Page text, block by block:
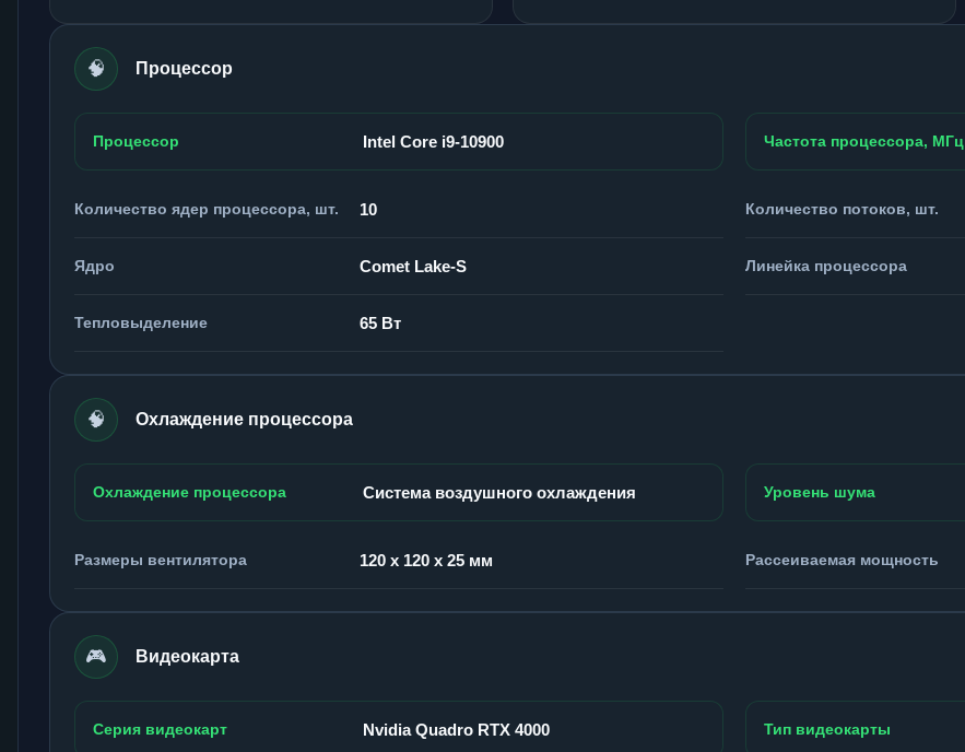
🧠 Процессор
Процессор Intel Core i9-10900 Частота процессора, МГц
Количество ядер процессора, шт. 10 Количество потоков, шт.
Ядро Comet Lake-S Линейка процессора
Тепловыделение 65 Вт
🧠 Охлаждение процессора
Охлаждение процессора Система воздушного охлаждения Уровень шума
Размеры вентилятора 120 x 120 x 25 мм Рассеиваемая мощность
🎮 Видеокарта
Серия видеокарт Nvidia Quadro RTX 4000 Тип видеокарты